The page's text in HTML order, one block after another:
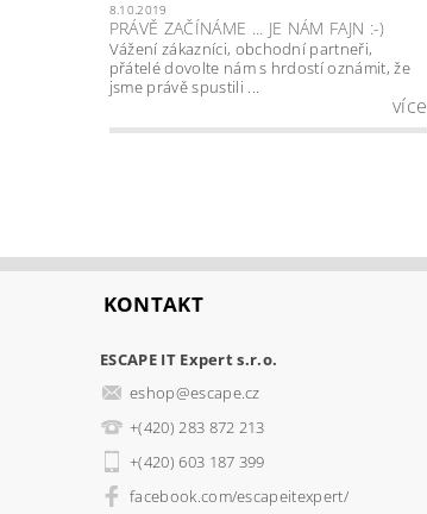
8.10.2019
PRÁVĚ ZAČÍNÁME ... JE NÁM FAJN :-)
Vážení zákazníci, obchodní partneři,
přátelé dovolte nám s hrdostí oznámit, že
jsme právě spustili ...
více
KONTAKT
ESCAPE IT Expert s.r.o.
eshop@escape.cz
+(420) 283 872 213
+(420) 603 187 399
facebook.com/escapeitexpert/